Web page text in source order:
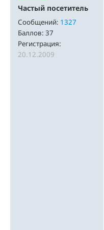
Частый посетитель
Сообщений: 1327
Баллов: 37
Регистрация:
20.12.2009